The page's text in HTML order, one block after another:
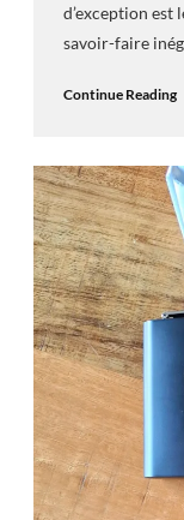
d’exception est
savoir-faire
Continue Reading